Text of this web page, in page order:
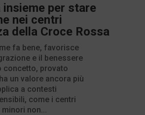
insieme per stare
nei centri
della Croce Rossa
fa bene, favorisce
e il benessere
concetto, provato
un valore ancora più
a contesti
come i centri
non...